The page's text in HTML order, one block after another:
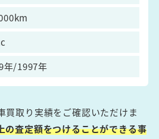
年/1997年
買取り実績をご確認いただけま
の査定額をつけることができる事